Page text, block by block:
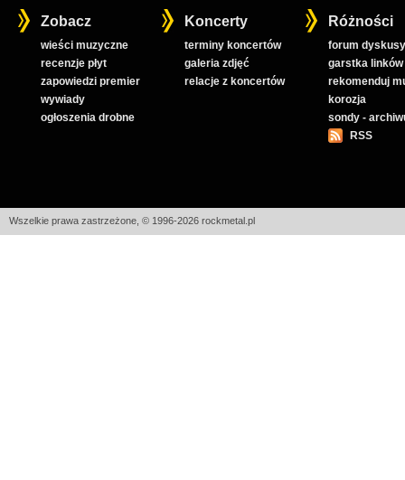
Zobacz
wieści muzyczne
recenzje płyt
zapowiedzi premier
wywiady
ogłoszenia drobne
Koncerty
terminy koncertów
galeria zdjęć
relacje z koncertów
Różności
forum
garstka linków
rekomenduj
korozja
sondy -
RSS
Wszelkie prawa zastrzeżone, © 1996-2026 rockmetal.pl